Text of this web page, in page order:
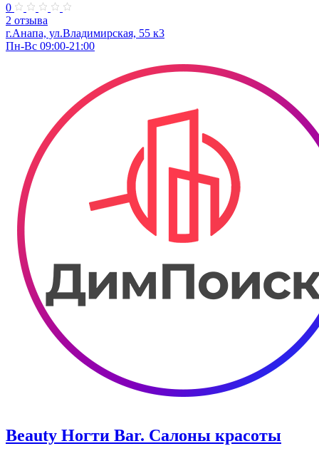
0
2 отзыва
г.Анапа, ул.​Владимирская, 55 к3
Пн-Вс 09:00-21:00
Beauty Ногти Bar. Салоны красоты